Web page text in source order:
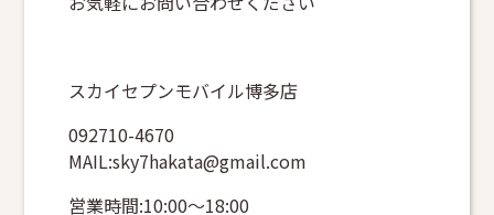
スカイセプンモバイル博多店
092710-4670
MAIL:sky7hakata@gmail.com
営業時間:10:00～18:00